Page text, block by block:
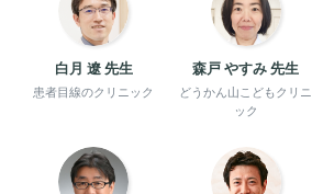
白月 遼 先生
患者目線のクリニック
森戸 やすみ 先生
どうかん山こどもクリニ
ック